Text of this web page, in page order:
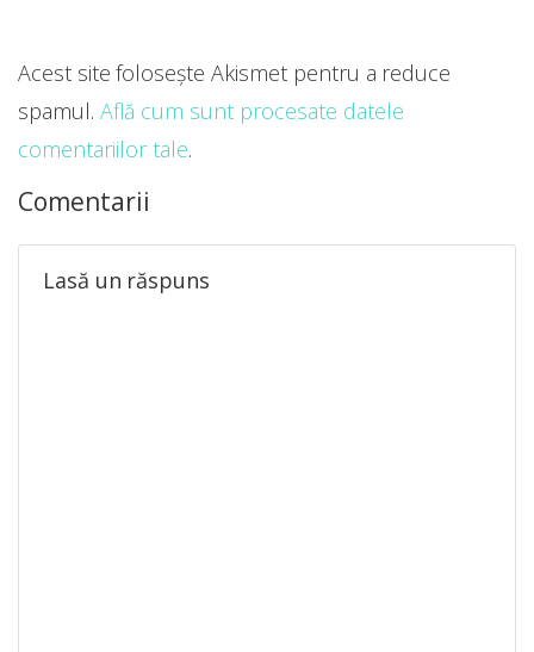
Comentarii
Lasă un răspuns
Acest site folosește Akismet pentru a reduce
spamul. Află cum sunt procesate datele
comentariilor tale.